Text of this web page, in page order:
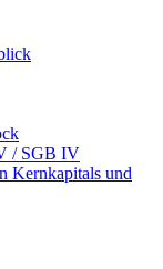
/ SGB IV
Kernkapitals und